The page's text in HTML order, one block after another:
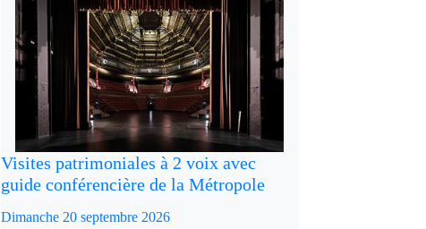
Visites patrimoniales à 2 voix avec
guide conférencière de la Métropole
Dimanche 20 septembre 2026